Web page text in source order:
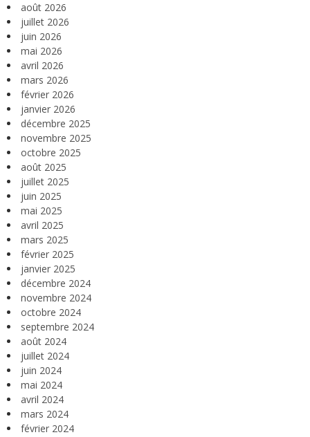
août 2026
juillet 2026
juin 2026
mai 2026
avril 2026
mars 2026
février 2026
janvier 2026
décembre 2025
novembre 2025
octobre 2025
août 2025
juillet 2025
juin 2025
mai 2025
avril 2025
mars 2025
février 2025
janvier 2025
décembre 2024
novembre 2024
octobre 2024
septembre 2024
août 2024
juillet 2024
juin 2024
mai 2024
avril 2024
mars 2024
février 2024